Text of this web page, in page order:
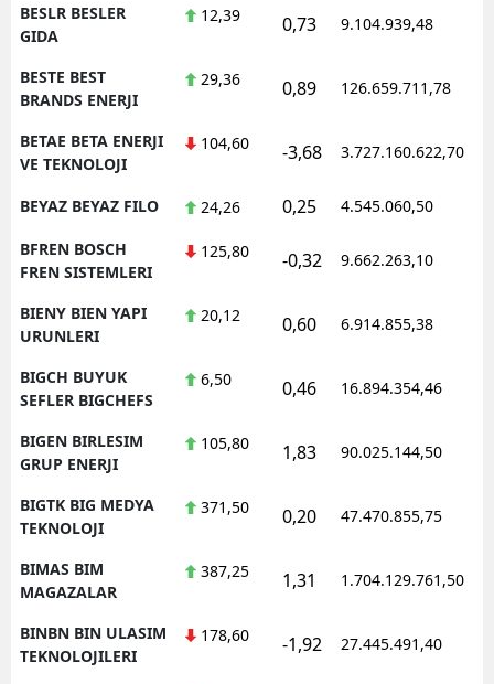
BESLR BESLER
GIDA
12,39 0,73 9.104.939,48
BESTE BEST
BRANDS ENERJI
29,36 0,89 126.659.711,78
BETAE BETA ENERJI
VE TEKNOLOJI
104,60 -3,68 3.727.160.622,70
BEYAZ BEYAZ FILO 24,26 0,25 4.545.060,50
BFREN BOSCH
FREN SISTEMLERI
125,80 -0,32 9.662.263,10
BIENY BIEN YAPI
URUNLERI
20,12 0,60 6.914.855,38
BIGCH BUYUK
SEFLER BIGCHEFS
6,50 0,46 16.894.354,46
BIGEN BIRLESIM
GRUP ENERJI
105,80 1,83 90.025.144,50
BIGTK BIG MEDYA
TEKNOLOJI
371,50 0,20 47.470.855,75
BIMAS BIM
MAGAZALAR
387,25 1,31 1.704.129.761,50
BINBN BIN ULASIM
TEKNOLOJILERI
178,60 -1,92 27.445.491,40